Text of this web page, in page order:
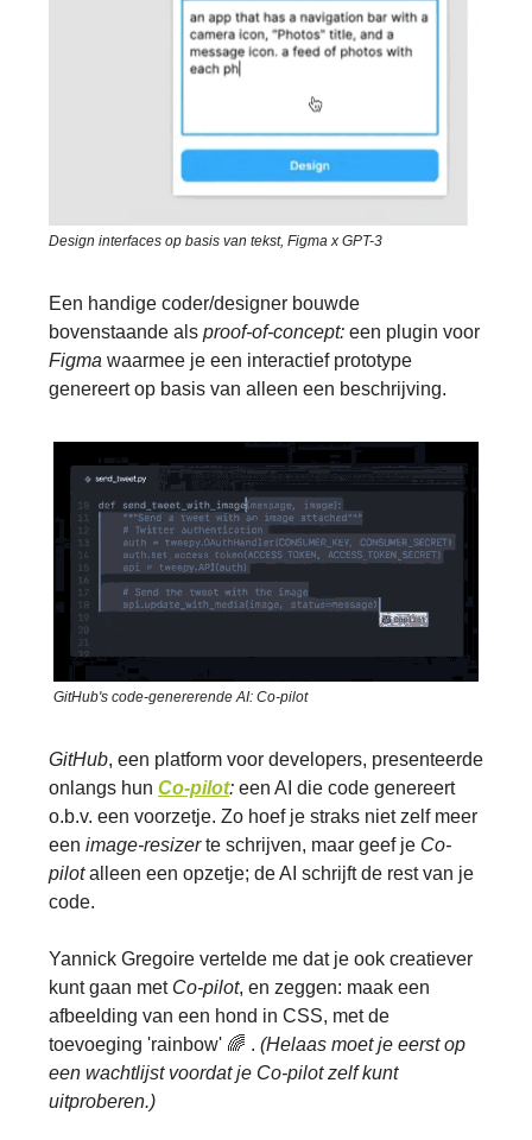
Design interfaces op basis van tekst, Figma x GPT-3
Een handige coder/designer bouwde
bovenstaande als proof-of-concept: een plugin voor
Figma waarmee je een interactief prototype
genereert op basis van alleen een beschrijving.
GitHub's code-genererende AI: Co-pilot
GitHub, een platform voor developers, presenteerde
onlangs hun Co-pilot: een AI die code genereert
o.b.v. een voorzetje. Zo hoef je straks niet zelf meer
een image-resizerte schrijven, maar geef je Co-
pilotalleen een opzetje; de AI schrijft de rest van je
code.
Yannick Gregoire vertelde me dat je ook creatiever
kunt gaan met Co-pilot, en zeggen: maak een
afbeelding van een hond in CSS, met de
toevoeging 'rainbow' 🌈 . (Helaas moet je eerst op
een wachtlijst voordat je Co-pilot zelf kunt
uitproberen.)